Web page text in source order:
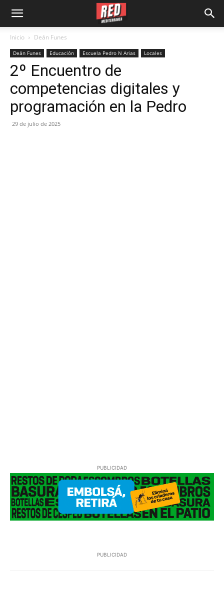
Inicio Deán Funes
Deán Funes Educación Escuela Pedro N Arias Locales
2º Encuentro de
competencias digitales y
programación en la Pedro
29 de julio de 2025
PUBLICIDAD
PUBLICIDAD